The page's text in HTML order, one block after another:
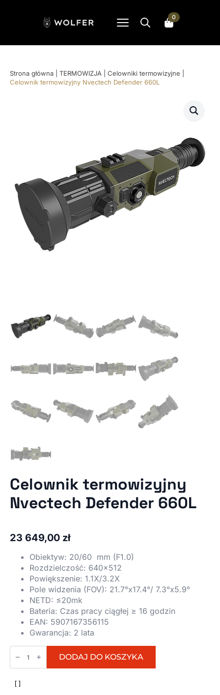
0
Strona główna TERMOWIZJA Celowniki termowizyjne
Celownik termowizyjny Nvectech Defender 660L
Celownik termowizyjny
Nvectech Defender 660L
23 649,00 zł
Obiektyw: 20/60 mm (F1.0)
Rozdzielczość: 640×512
Powiększenie: 1.1X/3.2X
Pole widzenia (FOV): 21.7°x17.4°/ 7.3°x5.9°
NETD: ≤20mk
Bateria: Czas pracy ciągłej ≥ 16 godzin
EAN: 5907167356115
Gwarancja: 2 lata
ilość
Celownik
termowizyjny
Nvectech
DODAJ DO KOSZYKA